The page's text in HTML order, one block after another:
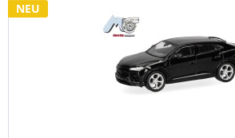
NEU